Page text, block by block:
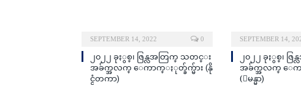
SEPTEMBER 14, 2022 0
၂၀၂၂ ခုႏွစ္၊ ဇြန္လအတြက္ သတင္း
အခ်က္အလက္ ေကာက္ႏုတ္ခ်က္မ်ား (နို
င္ငံတကာ)
SEPTEMBER 14,
၂၀၂၂ ခုႏွစ္၊ ဇ
အခ်က္အလက္ ေက
(ျမန္မာ)